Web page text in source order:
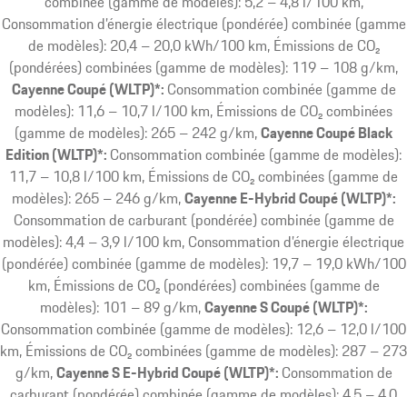
Consommation d’énergie électrique (pondérée) combinée (gamme
de modèles): 20,4 – 20,0 kWh/100 km, Émissions de CO₂
(pondérées) combinées (gamme de modèles): 119 – 108 g/km
Cayenne Coupé (WLTP)*: Consommation combinée (gamme de
modèles): 11,6 – 10,7 l/100 km, Émissions de CO₂ combinées
(gamme de modèles): 265 – 242 g/km Cayenne Coupé Black
Edition (WLTP)*: Consommation combinée (gamme de modèles):
11,7 – 10,8 l/100 km, Émissions de CO₂ combinées (gamme de
modèles): 265 – 246 g/km Cayenne E-Hybrid Coupé (WLTP)*:
Consommation de carburant (pondérée) combinée (gamme de
modèles): 4,4 – 3,9 l/100 km, Consommation d’énergie électrique
(pondérée) combinée (gamme de modèles): 19,7 – 19,0 kWh/100
km, Émissions de CO₂ (pondérées) combinées (gamme de
modèles): 101 – 89 g/km Cayenne S Coupé (WLTP)*:
Consommation combinée (gamme de modèles): 12,6 – 12,0 l/100
km, Émissions de CO₂ combinées (gamme de modèles): 287 – 273
g/km Cayenne S E-Hybrid Coupé (WLTP)*: Consommation de